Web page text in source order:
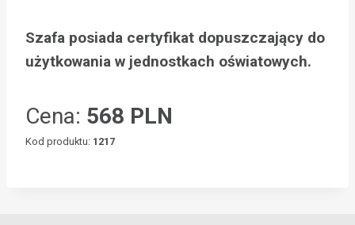
Szafa posiada certyfikat dopuszczający do
użytkowania w jednostkach oświatowych.
Cena: 568 PLN
Kod produktu: 1217